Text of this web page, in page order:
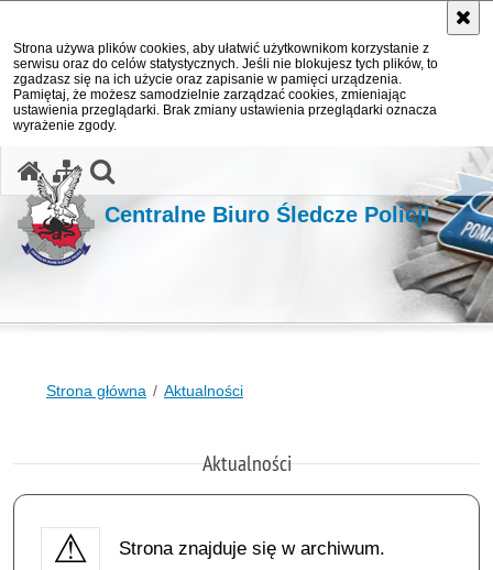
Strona używa plików cookies, aby ułatwić użytkownikom korzystanie z
serwisu oraz do celów statystycznych. Jeśli nie blokujesz tych plików, to
zgadzasz się na ich użycie oraz zapisanie w pamięci urządzenia.
Pamiętaj, że możesz samodzielnie zarządzać cookies, zmieniając
ustawienia przeglądarki. Brak zmiany ustawienia przeglądarki oznacza
wyrażenie zgody.
Centralne Biuro Śledcze Policji
Strona główna Aktualności
Aktualności
Strona znajduje się w archiwum.